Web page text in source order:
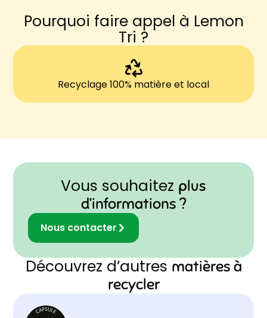
Pourquoi faire appel à Lemon
Tri ?
Recyclage 100% matière et local
Vous souhaitez plus
d’informations ?
Nous contacter
Découvrez d’autres matières à
recycler